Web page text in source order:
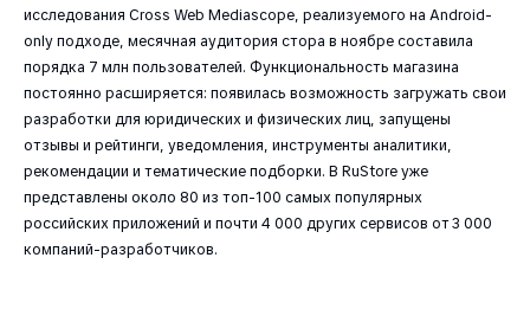
исследования Cross Web Mediascope, реализуемого на Android-
only подходе, месячная аудитория стора в ноябре составила
порядка 7 млн пользователей. Функциональность магазина
постоянно расширяется: появилась возможность загружать свои
разработки для юридических и физических лиц, запущены
отзывы и рейтинги, уведомления, инструменты аналитики,
рекомендации и тематические подборки. В RuStore уже
представлены около 80 из топ-100 самых популярных
российских приложений и почти 4 000 других сервисов от 3 000
компаний-разработчиков.